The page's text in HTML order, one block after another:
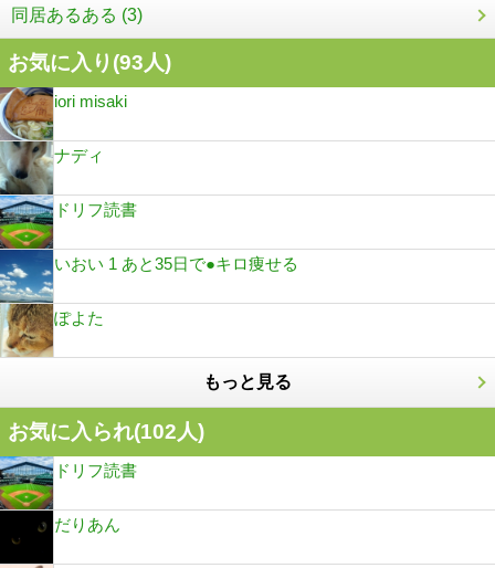
同居あるある (3)
お気に入り(93人)
iori misaki
ナディ
ドリフ読書
いおい 1 あと35日で●キロ痩せる
ぽよた
もっと見る
お気に入られ(102人)
ドリフ読書
だりあん